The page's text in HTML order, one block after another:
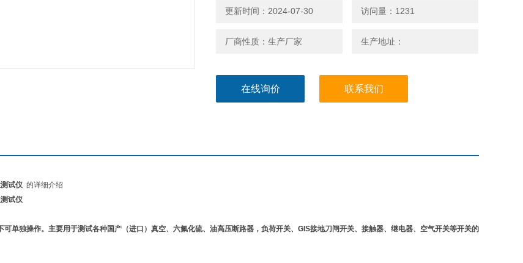
更新时间：2024-07-30 访问量：1231
厂商性质：生产厂家 生产地址：
在线询价 联系我们
试仪 的详细介绍
试仪
可单独操作。主要用于测试各种国产（进口）真空、六氟化硫、油高压断路器，负荷开关、GIS接地刀闸开关、接触器、继电器、空气开关等开关的